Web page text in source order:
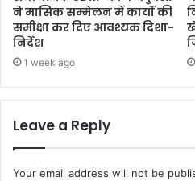
ने मासिक सम्मेलन में कार्यों की
समीक्षा कर दिए आवश्यक दिशा-
निर्देश
1 week ago
Leave a Reply
Your email address will not be